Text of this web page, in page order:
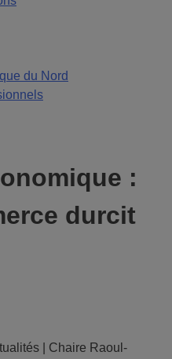
du Nord
:
durcit
| Chaire Raoul-